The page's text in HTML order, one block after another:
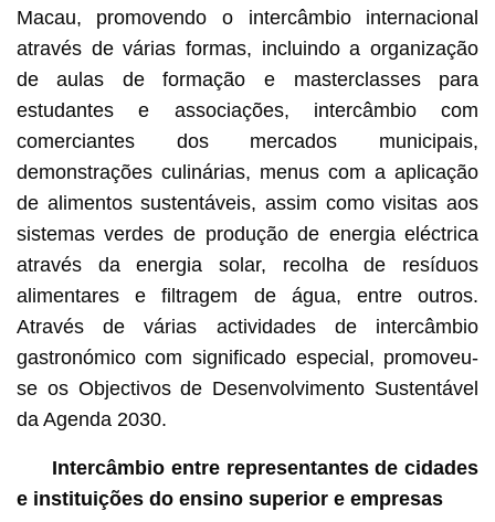
Macau, promovendo o intercâmbio internacional
através de várias formas, incluindo a organização
de aulas de formação e masterclasses para
estudantes e associações, intercâmbio com
comerciantes dos mercados municipais,
demonstrações culinárias, menus com a aplicação
de alimentos sustentáveis, assim como visitas aos
sistemas verdes de produção de energia eléctrica
através da energia solar, recolha de resíduos
alimentares e filtragem de água, entre outros.
Através de várias actividades de intercâmbio
gastronómico com significado especial, promoveu-
se os Objectivos de Desenvolvimento Sustentável
da Agenda 2030.
Intercâmbio entre representantes de cidades
e instituições do ensino superior e empresas